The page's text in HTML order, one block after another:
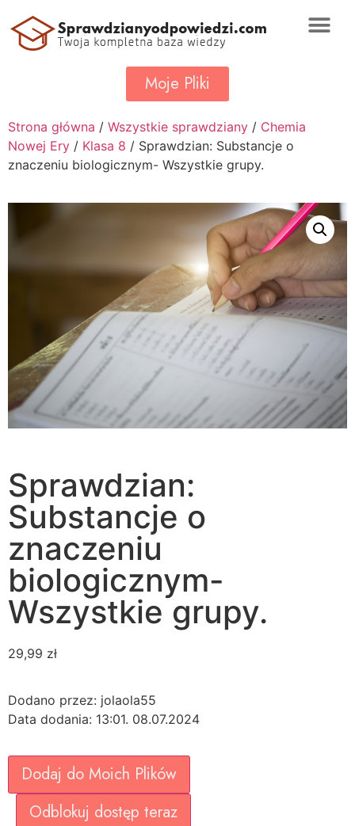
Moje Pliki
Strona główna / Wszystkie sprawdziany / Chemia
Nowej Ery / Klasa 8 / Sprawdzian: Substancje o
znaczeniu biologicznym- Wszystkie grupy.
Sprawdzian:
Substancje o
znaczeniu
biologicznym-
Wszystkie grupy.
29,99 zł
Dodano przez: jolaola55
Data dodania: 13:01. 08.07.2024
Dodaj do Moich Plików
Odblokuj dostęp teraz